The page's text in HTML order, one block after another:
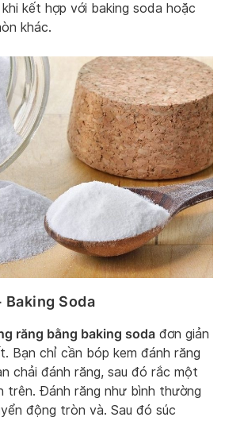
kết hợp với baking soda hoặc
khác.
Baking Soda
răng bằng baking soda đơn giản
Bạn chỉ cần bóp kem đánh răng
chải đánh răng, sau đó rắc một
trên. Đánh răng như bình thường
động tròn và. Sau đó súc